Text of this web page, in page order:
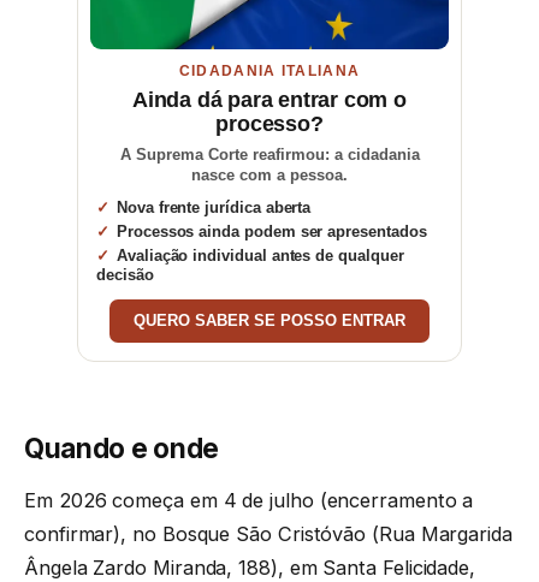
CIDADANIA ITALIANA
Ainda dá para entrar com o
processo?
A Suprema Corte reafirmou: a cidadania
nasce com a pessoa.
Nova frente jurídica aberta
Processos ainda podem ser apresentados
Avaliação individual antes de qualquer
decisão
QUERO SABER SE POSSO ENTRAR
Quando e onde
Em 2026 começa em 4 de julho (encerramento a
confirmar), no Bosque São Cristóvão (Rua Margarida
Ângela Zardo Miranda, 188), em Santa Felicidade,